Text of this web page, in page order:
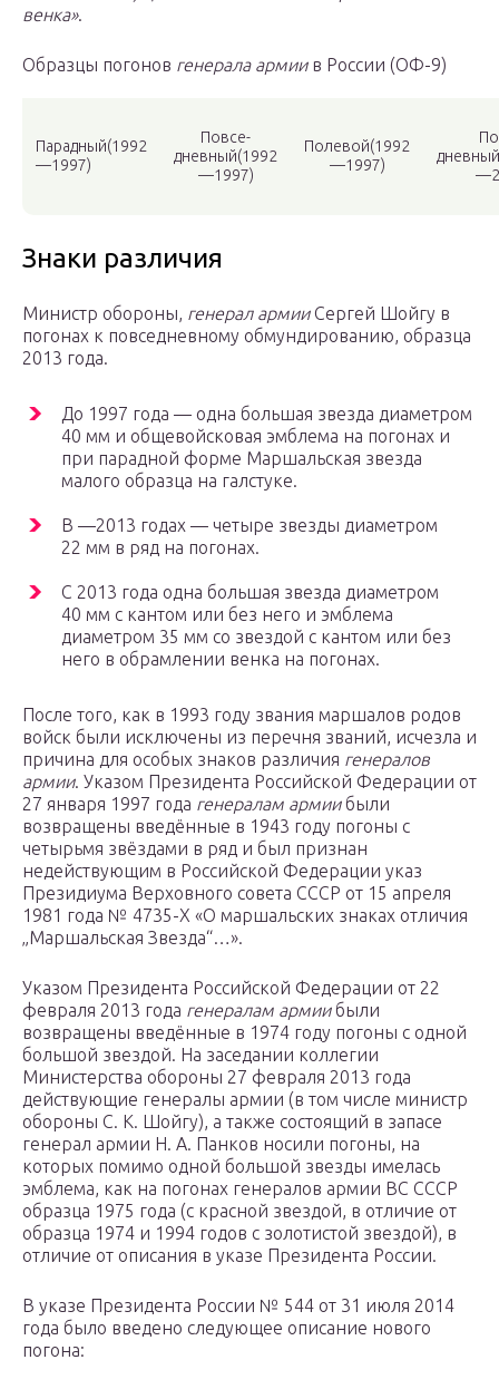
венка».
Образцы погонов генерала армиив России (ОФ-9)
Парадный(1992
—1997)
Повсе-
дневный(1992
—1997)
Полевой(1992
—1997)
Знаки различия
Министр обороны, генерал армииСергей Шойгу в
погонах к повседневному обмундированию, образца
2013 года.
До 1997 года — одна большая звезда диаметром
40 мм и общевойсковая эмблема на погонах и
при парадной форме Маршальская звезда
малого образца на галстуке.
В —2013 годах — четыре звезды диаметром
22 мм в ряд на погонах.
С 2013 года одна большая звезда диаметром
40 мм с кантом или без него и эмблема
диаметром 35 мм со звездой с кантом или без
него в обрамлении венка на погонах.
После того, как в 1993 году звания маршалов родов
войск были исключены из перечня званий, исчезла и
причина для особых знаков различия генералов
армии. Указом Президента Российской Федерации от
27 января 1997 года генералам армиибыли
возвращены введённые в 1943 году погоны с
четырьмя звёздами в ряд и был признан
недействующим в Российской Федерации указ
Президиума Верховного совета СССР от 15 апреля
1981 года № 4735-X «О маршальских знаках отличия
„Маршальская Звезда“…».
Указом Президента Российской Федерации от 22
февраля 2013 года генералам армиибыли
возвращены введённые в 1974 году погоны с одной
большой звездой. На заседании коллегии
Министерства обороны 27 февраля 2013 года
действующие генералы армии (в том числе министр
обороны С. К. Шойгу), а также состоящий в запасе
генерал армии Н. А. Панков носили погоны, на
которых помимо одной большой звезды имелась
эмблема, как на погонах генералов армии ВС СССР
образца 1975 года (с красной звездой, в отличие от
образца 1974 и 1994 годов с золотистой звездой), в
отличие от описания в указе Президента России.
В указе Президента России № 544 от 31 июля 2014
года было введено следующее описание нового
погона: